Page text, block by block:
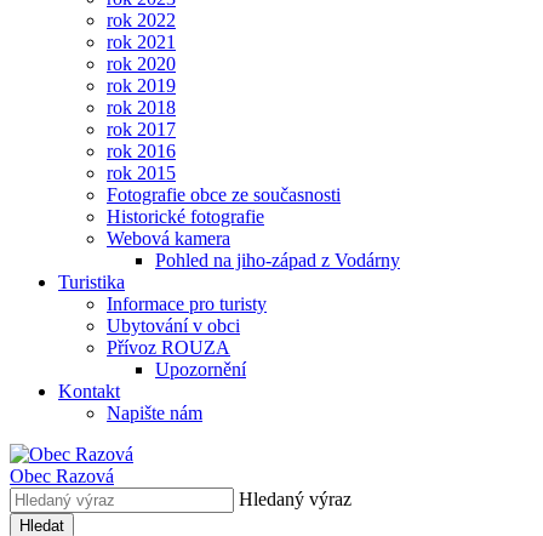
rok 2022
rok 2021
rok 2020
rok 2019
rok 2018
rok 2017
rok 2016
rok 2015
Fotografie obce ze současnosti
Historické fotografie
Webová kamera
Pohled na jiho-západ z Vodárny
Turistika
Informace pro turisty
Ubytování v obci
Přívoz ROUZA
Upozornění
Kontakt
Napište nám
Obec Razová
Hledaný výraz
Hledat